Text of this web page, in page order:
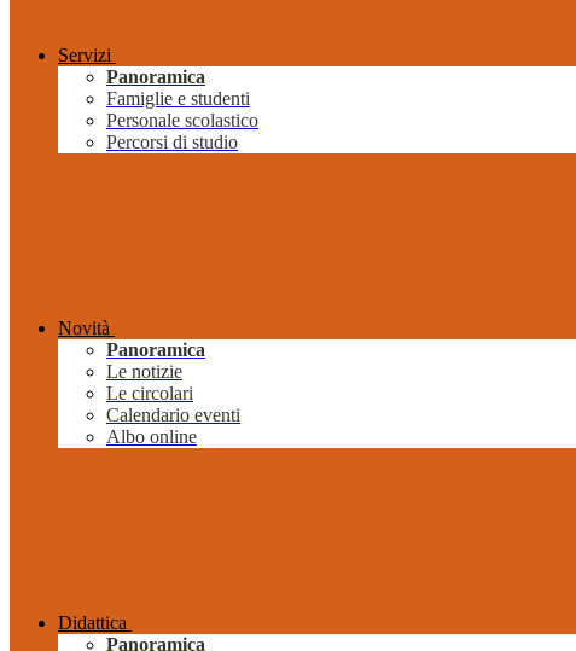
Servizi
Panoramica
Famiglie e studenti
Personale scolastico
Percorsi di studio
Novità
Panoramica
Le notizie
Le circolari
Calendario eventi
Albo online
Didattica
Panoramica